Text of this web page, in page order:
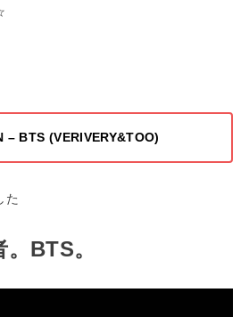
– BTS (VERIVERY&TOO)
た
BTS。